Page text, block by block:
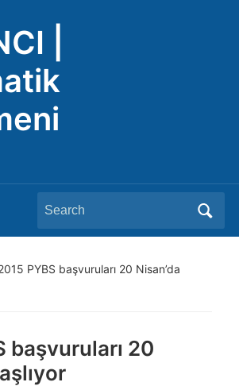
|
Search
for:
PYBS başvuruları 20 Nisan’da
başvuruları 20